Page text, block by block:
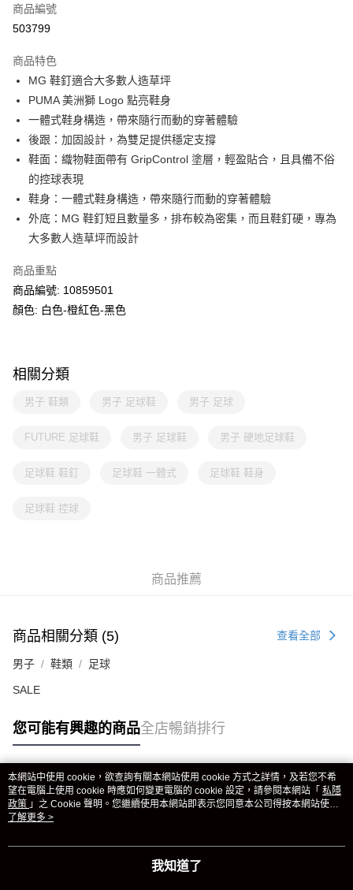
線上付款
Alipay, PayMe, WeChat Pay, UnionPay, FPS
送貨方式
單筆訂單淨值滿$399可享免運費優惠
每筆HK$30.00，滿HK$399.00或以上免運費
滿$599可享澳門免運費優惠 運費表
商品編號
503799
商品特色
MG 鞋釘適合大多數人造草坪
PUMA 美洲獅 Logo 點亮鞋身
一體式鞋身構造，帶來隨行而動的穿著體驗
後跟：加固設計，為雙足提供穩定支撐
鞋面：織物鞋面帶有 GripControl 塗層，輕盈貼合，且具備不俗
的控球表現
鞋身：一體式鞋身構造，帶來隨行而動的穿著體驗
外底：MG 鞋釘短且數量多，排布較為密集，而且鞋釘硬，專為
大多數人造草坪而設計
商品重點
商品編號: 10859501
顏色: 白色-橙紅色-黑色
相關分類
男子 鞋類 男子 足球鞋 男子 足球
FUTURE 足球鞋 男子 足球鞋 男子 硬地足球鞋
足球鞋 鞋釘 足球鞋 一體式 足球鞋 鞋身
足球鞋 控球
商品推薦
商品相關分類 (5) 查看全部
男子 鞋類 足球
SALE
您可能有興趣的商品全店暢銷排行
熱門標籤
熱銷排行
本網站中使用 cookie，欲查詢有關本網站使用 cookie 方式之詳情，及若您不希
望在電腦上使用 cookie 時應如何變更電腦的 cookie 設定，請參閱本網站「 私隱
政策 」之 Cookie 聲明。您繼續使用本網站即表示您同意本公司得按本網站使用
條款之 Cookie 聲明使用 cookie。
了解更多 >
我知道了